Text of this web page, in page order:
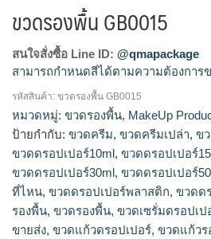
ขวดรองพื้น GB0015
สนใจสั่งซื้อ Line ID: @qmapackage
สามารถกำหนดสีได้ตามความต้องการ
ขวดครีม, ขวดครีมเปล่า, ขวดดรอป, ข
เปอร์10ml, ขวดดรอปเปอร์15ml, ขวด
เปอร์30ml, ขวดดรอปเปอร์50ml, ขวด
อปเปอร์พลาสติก, ขวดดรอปเปอร์สีชา,
พื้น, ขวดเซรั่มดรอปเปอร์, ขวดแก้ว, ขว
อปเปอร์, ขวดแก้วรองพื้น, ขวดแก้วราค
ขวดแก้วโรงงาน, ขายขวดแก้วราคาส่ง
ขวดรองพื้น, ขายส่งขวดเซรั่ม, ขายส่งข
รหัสสินค้า: ขวดรองพื้น GB0015
หมวดหมู่: ขวดรองพื้น, MakeUp
ป้ายกำกับ: ขวดครีม, ขวดครีมเปล่า, ข
ขวดดรอปเปอร์10ml, ขวดดรอปเปอร์
ขวดดรอปเปอร์30ml, ขวดดรอปเปอร์
ที่ไหน, ขวดดรอปเปอร์พลาสติก, ขวดด
รองพื้น, ขวดรองพื้น, ขวดเซรั่มดรอปเป
ขายส่ง, ขวดแก้วดรอปเปอร์, ขวดแก้วร